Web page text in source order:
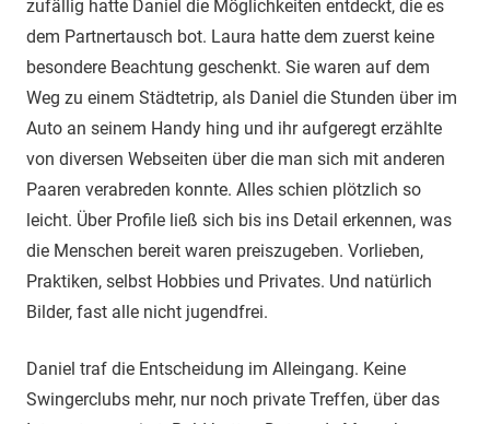
zufällig hatte Daniel die Möglichkeiten entdeckt, die es
dem Partnertausch bot. Laura hatte dem zuerst keine
besondere Beachtung geschenkt. Sie waren auf dem
Weg zu einem Städtetrip, als Daniel die Stunden über im
Auto an seinem Handy hing und ihr aufgeregt erzählte
von diversen Webseiten über die man sich mit anderen
Paaren verabreden konnte. Alles schien plötzlich so
leicht. Über Profile ließ sich bis ins Detail erkennen, was
die Menschen bereit waren preiszugeben. Vorlieben,
Praktiken, selbst Hobbies und Privates. Und natürlich
Bilder, fast alle nicht jugendfrei.
Daniel traf die Entscheidung im Alleingang. Keine
Swingerclubs mehr, nur noch private Treffen, über das